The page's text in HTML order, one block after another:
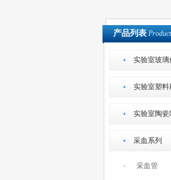
产品列表
实验室玻璃
实验室塑料
实验室陶瓷
采血系列
· 采血管